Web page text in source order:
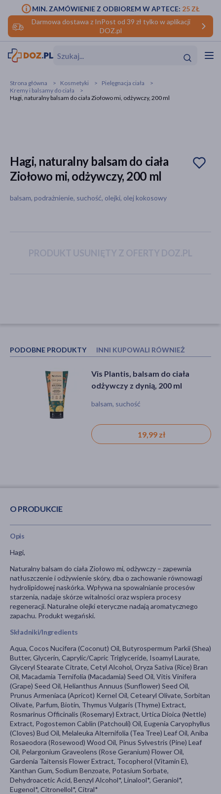
Darmowa dostawa z InPost od 39 zł tylko w aplikacji
DOZ.pl
MIN. ZAMÓWIENIE Z ODBIOREM W APTECE: 25 ZŁ
Strona główna Kosmetyki
Pielęgnacja ciała
Kremy i balsamy do ciała
Hagi, naturalny balsam do ciała Ziołowo mi, odżywczy, 200 ml
Hagi, naturalny balsam do ciała
Ziołowo mi, odżywczy, 200 ml
balsam, podrażnienie, suchość, olejki, olej kokosowy
PRODUKT USUNIĘTY Z OFERTY DOZ.PL
PODOBNE PRODUKTY INNI KUPOWALI RÓWNIEŻ
Vis Plantis, balsam do ciała
odżywczy z dynią, 200 ml
balsam, suchość
19,99 zł
Ziaja Liście Zielonej Oliwki,
oliwkowa maska regenerująca z
maseczka, podrażnienie, suchość
2,39 zł
O PRODUKCIE
Opis
Hagi,
Naturalny balsam do ciała Ziołowo mi, odżywczy – zapewnia
natłuszczenie i odżywienie skóry, dba o zachowanie równowagi
hydrolipidowej naskórka. Wpływa na spowalnianie procesów
starzenia, nadaje skórze witalności oraz wspiera procesy
regeneracji. Naturalne olejki eteryczne nadają aromatycznego
zapachu. Produkt wegański.
Składniki/Ingredients
Aqua, Cocos Nucifera (Coconut) Oil, Butyrospermum Parkii (Shea)
Butter, Glycerin, Caprylic/Capric Triglyceride, Isoamyl Laurate,
Glyceryl Stearate Citrate, Cetyl Alcohol, Oryza Sativa (Rice) Bran
Oil, Macadamia Ternifolia (Macadamia) Seed Oil, Vitis Vinifera
(Grape) Seed Oil, Helianthus Annuus (Sunflower) Seed Oil,
Prunus Armeniaca (Apricot) Kernel Oil, Cetearyl Olivate, Sorbitan
Olivate, Parfum, Biotin, Thymus Vulgaris (Thyme) Extract,
Rosmarinus Officinalis (Rosemary) Extract, Urtica Dioica (Nettle)
Extract, Pogostemon Cablin (Patchouli) Oil, Eugenia Caryophyllus
(Cloves) Bud Oil, Melaleuka Alternifolia (Tea Tree) Leaf Oil, Aniba
Rosaeodora (Rosewood) Wood Oil, Pinus Sylvestris (Pine) Leaf
Oil, Pelargonium Graveolens (Rose Geranium) Flower Oil,
Gardenia Taitensis Flower Extract, Tocopherol (Vitamin E),
Xanthan Gum, Sodium Benzoate, Potasium Sorbate,
Dehydroacetic Acid, Benzyl Alcohol*, Linalool*, Geraniol*,
Eugenol*, Citronellol*, Citral*